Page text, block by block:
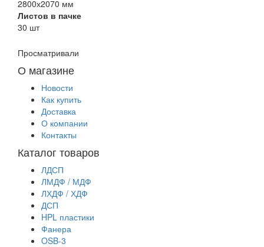
2800х2070 мм
Листов в пачке
30 шт
Просматривали
О магазине
Новости
Как купить
Доставка
О компании
Контакты
Каталог товаров
ЛДСП
ЛМДФ / МДФ
ЛХДФ / ХДФ
ДСП
HPL пластики
Фанера
OSB-3